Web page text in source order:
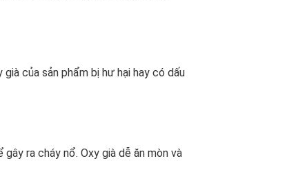
của sản phẩm bị hư hại hay có dấu
ra cháy nổ. Oxy già dễ ăn mòn và